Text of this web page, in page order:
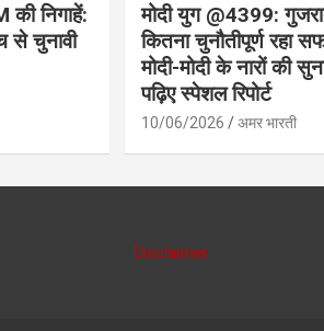
की निगाहें:
से चुनावी
मोदी युग @4399:
कितना चुनौतीपूर्ण रहा
मोदी-मोदी के नारों की
पढ़िए स्पेशल रिपोर्ट
10/06/2026 अमर भारती
Disclaimer